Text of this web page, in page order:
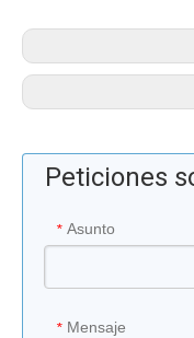
Peticiones
* Asunto
* Mensaje